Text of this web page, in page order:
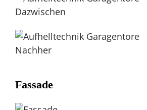
Dazwischen
Nachher
Fassade